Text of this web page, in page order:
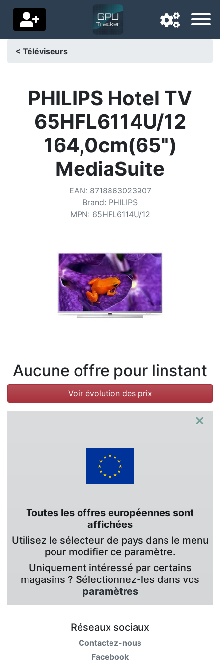
Pays de livraison
Accueil
Baisses de prix
Paramètres
Soutenez-nous
< Téléviseurs
PHILIPS Hotel TV
65HFL6114U/12
164,0cm(65")
MediaSuite
EAN: 8718863023907
Brand: PHILIPS
MPN: 65HFL6114U/12
Aucune offre pour linstant
Voir évolution des prix
×
Toutes les offres européennes sont
affichées
Utilisez le sélecteur de pays dans le menu
pour modifier ce paramètre.
Uniquement intéressé par certains
magasins ? Sélectionnez-les dans vos
paramètres
Réseaux sociaux
Contactez-nous
Facebook